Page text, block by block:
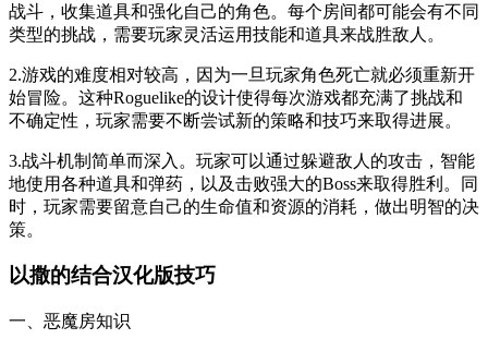
战斗，收集道具和强化自己的角色。每个房间都可能会有不同
类型的挑战，需要玩家灵活运用技能和道具来战胜敌人。
2.游戏的难度相对较高，因为一旦玩家角色死亡就必须重新开
始冒险。这种Roguelike的设计使得每次游戏都充满了挑战和
不确定性，玩家需要不断尝试新的策略和技巧来取得进展。
3.战斗机制简单而深入。玩家可以通过躲避敌人的攻击，智能
地使用各种道具和弹药，以及击败强大的Boss来取得胜利。同
时，玩家需要留意自己的生命值和资源的消耗，做出明智的决
策。
以撒的结合汉化版技巧
一、恶魔房知识